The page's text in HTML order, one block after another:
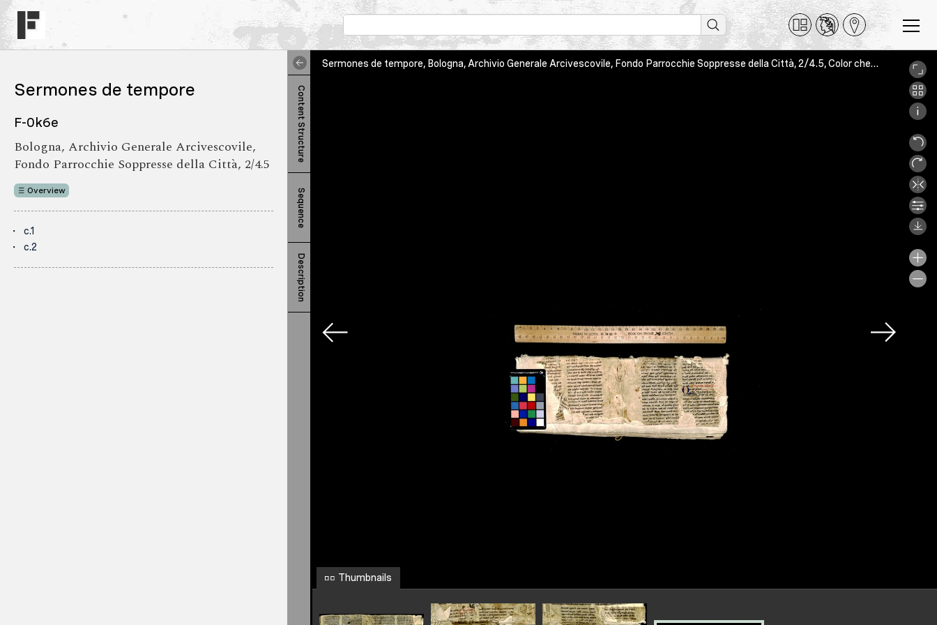
Sermones de tempore
F-0k6e
Bologna, Archivio Generale Arcivescovile,
Fondo Parrocchie Soppresse della Città, 2/4.5
Overview
c.1
c.2
Content Structure
Sequence
Description
Sermones de tempore, Bologna, Archivio Generale Arcivescovile, Fondo Parrocchie Soppresse della Città, 2/4.5, Color checker on page
Thumbnails